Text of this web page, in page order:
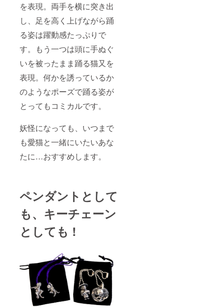
を表現。両手を横に突き出
し、足を高く上げながら踊
る姿は躍動感たっぷりで
す。もう一つは頭に手ぬぐ
いを被ったまま踊る猫又を
表現。何かを誘っているか
のようなポーズで踊る姿が
とってもコミカルです。
妖怪になっても、いつまで
も愛猫と一緒にいたいあな
たに…おすすめします。
ペンダントとして
も、キーチェーン
としても !